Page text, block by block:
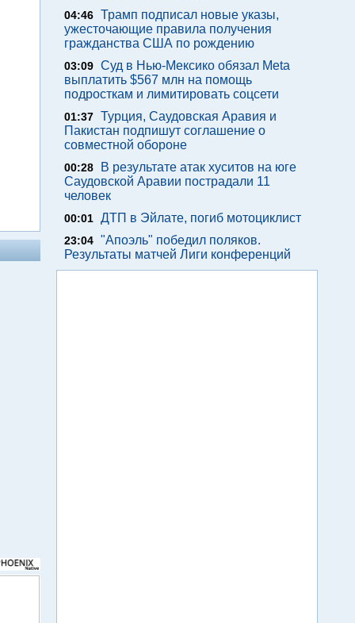
04:46 Трамп подписал новые указы,
ужесточающие правила получения
гражданства США по рождению
03:09 Суд в Нью-Мексико обязал Meta
выплатить $567 млн на помощь
подросткам и лимитировать соцсети
01:37 Турция, Саудовская Аравия и
Пакистан подпишут соглашение о
совместной обороне
00:28
В результате атак хуситов на юге
Саудовской Аравии пострадали 11
человек
00:01 ДТП в Эйлате, погиб мотоциклист
23:04 "Апоэль" победил поляков.
Результаты матчей Лиги конференций